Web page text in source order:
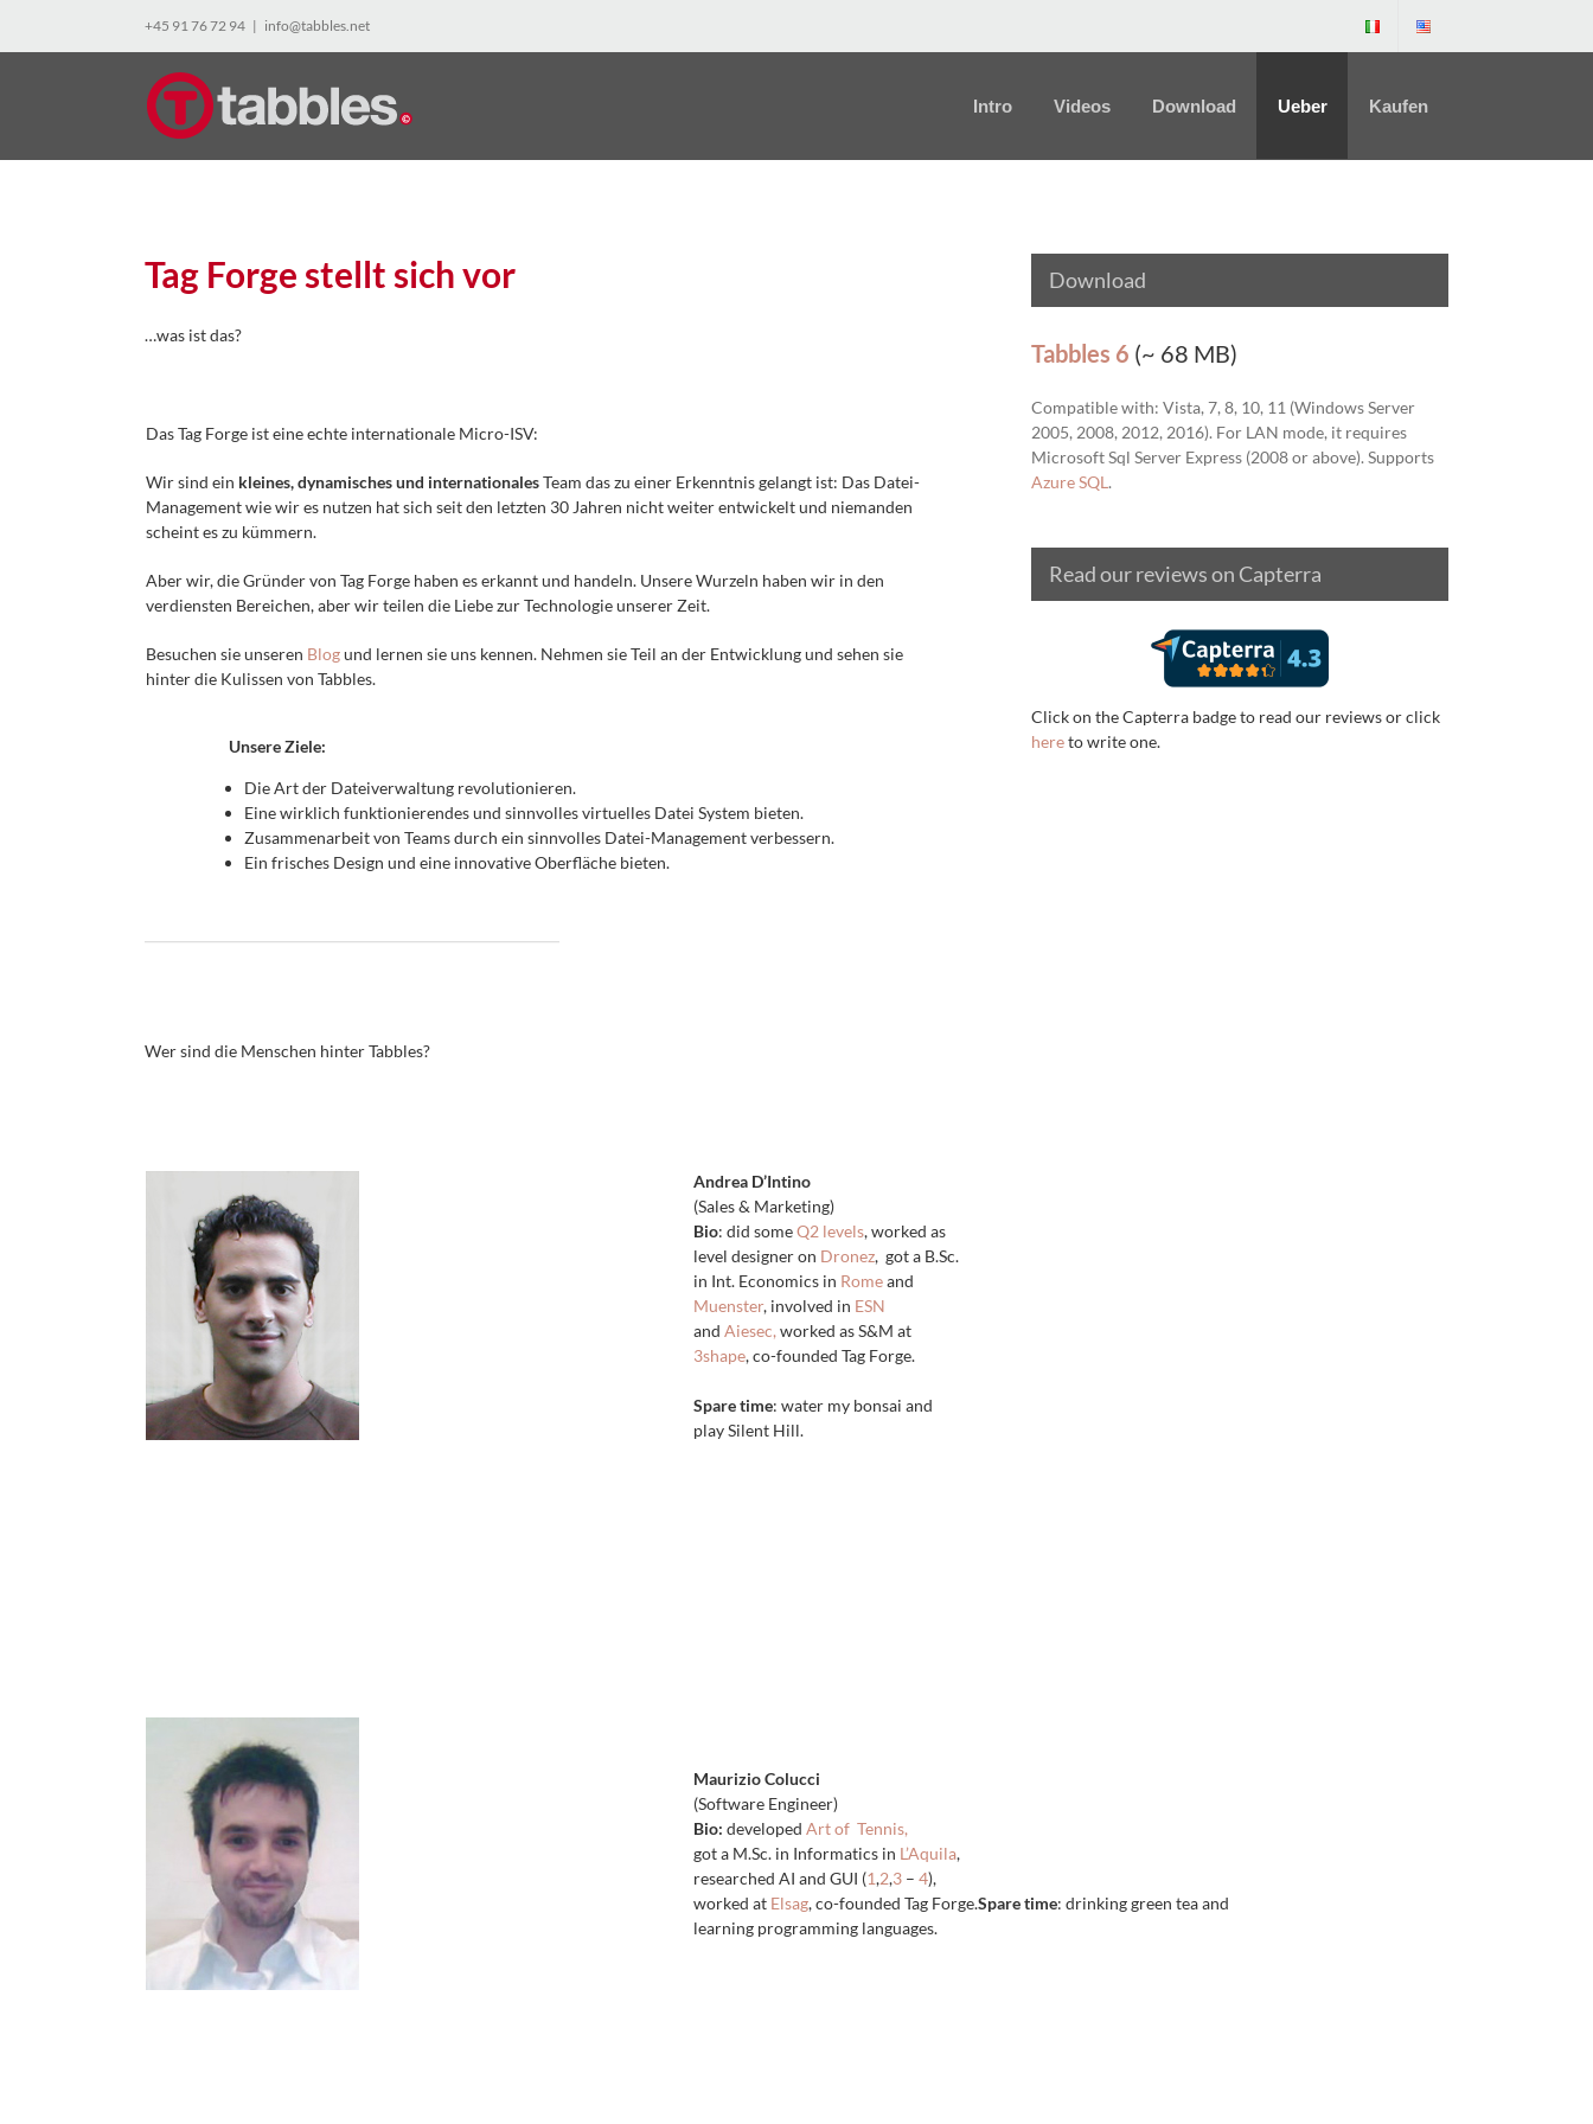
+45 91 76 72 94 | info@tabbles.net
Intro Videos Download Ueber Kaufen
Tag Forge stellt sich vor
…was ist das?
Das Tag Forge ist eine echte internationale Micro-ISV:
Wir sind ein kleines, dynamisches und internationalesTeam das zu einer Erkenntnis gelangt ist: Das Datei-
Management wie wir es nutzen hat sich seit den letzten 30 Jahren nicht weiter entwickelt und niemanden
scheint es zu kümmern.
Aber wir, die Gründer von Tag Forge haben es erkannt und handeln. Unsere Wurzeln haben wir in den
verdiensten Bereichen, aber wir teilen die Liebe zur Technologie unserer Zeit.
Besuchen sie unseren Blogund lernen sie uns kennen. Nehmen sie Teil an der Entwicklung und sehen sie
hinter die Kulissen von Tabbles.
Unsere Ziele:
Die Art der Dateiverwaltung revolutionieren.
Eine wirklich funktionierendes und sinnvolles virtuelles Datei System bieten.
Zusammenarbeit von Teams durch ein sinnvolles Datei-Management verbessern.
Ein frisches Design und eine innovative Oberfläche bieten.
Wer sind die Menschen hinter Tabbles?
Andrea D’Intino
(Sales & Marketing)
Bio: did someQ2 levels, worked as
level designer on Dronez, got a B.Sc.
in Int. Economics in Romeand
Muenster, involved in ESN
and Aiesec, worked as S&M at
3shape, co-founded Tag Forge.
Spare time: water my bonsai and
play Silent Hill.
Maurizio Colucci
(Software Engineer)
Bio: developed Art of Tennis,
got a M.Sc. in Informatics in L’Aquila,
researched AI and GUI (1,2,3 – 4),
worked at Elsag, co-founded Tag Forge.Spare time: drinking green tea and
learning programming languages.
Download
Tabbles 6 (~ 68 MB)
Compatible with: Vista, 7, 8, 10, 11 (Windows Server
2005, 2008, 2012, 2016). For LAN mode, it requires
Microsoft Sql Server Express (2008 or above). Supports
Azure SQL .
Read our reviews on Capterra
Click on the Capterra badge to read our reviews or click
hereto write one.